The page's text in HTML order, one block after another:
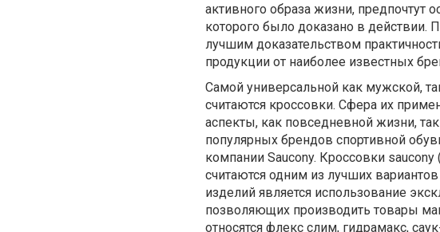
активного образа жизни, предпочтут
которого было доказано в действии.
лучшим доказательством
продукции от наиболее известных
Самой универсальной как мужской,
считаются кроссовки. Сфера их
аспекты, как повседневной жизни,
популярных брендов спортивной
компании Saucony. Кроссовки saucony
считаются одним из лучших
изделий является использование
позволяющих производить товары
относятся флекс слим, гидрамакс,